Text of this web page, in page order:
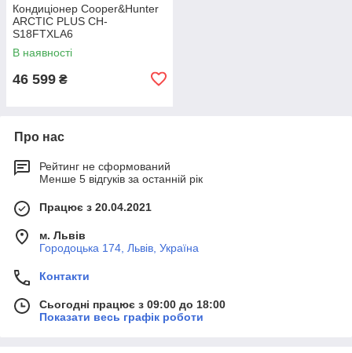
Кондиціонер Cooper&Hunter
ARCTIC PLUS CH-
S18FTXLA6
В наявності
46 599 ₴
Про нас
Рейтинг не сформований
Менше 5 відгуків за останній рік
Працює з 20.04.2021
м. Львів
Городоцька 174, Львів, Україна
Контакти
Сьогодні працює з 09:00 до 18:00
Показати весь графік роботи